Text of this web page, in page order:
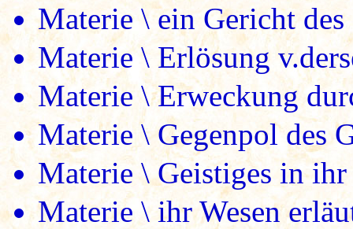
Materie \ ein Gericht
Materie \ Erlösung
Materie \ Erweckung
Materie \ Gegenpol des
Materie \ Geistiges in
Materie \ ihr Wesen